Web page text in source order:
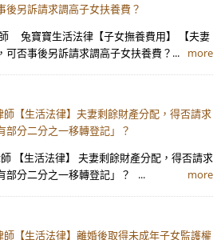
另訴請求調高子女扶養費？
兔寶寶生活法律【子女撫養費用】 【夫妻
可否事後另訴請求調高子女扶養費？...
more
【生活法律】夫妻剩餘財產分配，得否請求
部分二分之一移轉登記」？
【生活法律】 夫妻剩餘財產分配，得否請求
部分二分之一移轉登記」？ ...
more
【生活法律】離婚後取得未成年子女監護權